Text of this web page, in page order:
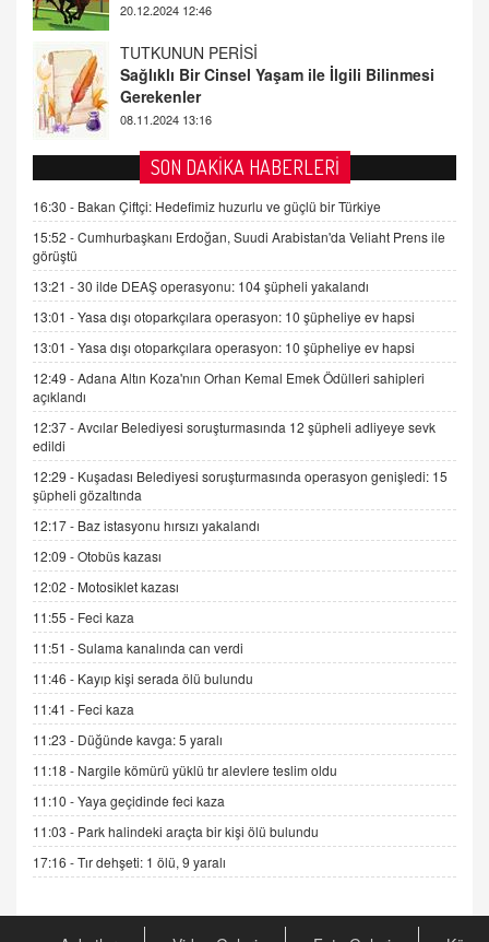
08.11.2024 13:16
FARUK ÖNALAN
Tezkere Onaylanmasaydı…
2 Kasım 2021 Salı 00:11
AV. DOĞAN CAN DOĞAN
Kişisel verilerin korunması ve dijital hukukun
gelişimi
15.09.2025 16:17
SEHER EREK
Kış Ayları Geldi, Hangi Önlemler Alınmalı?
9.12.2025 10:11
İNCİ GÜL AKÖL
06.07.2026 13:00
ADEM AKÖL
Esed Destekçilerinin Yüzüne Vurulan Şamar:
Sednaya
11.12.2024 12:30
DR. EKREM ASLAN
Gerçek Ne, Algı Ne? "Beraber Yürüyoruz"
Cümlesinin Peşinden
19.07.2025 12:45
GÖNÜL MENEKŞE
Şifacının Yolu
04.11.2025 12:56
AV. RÜMEYSA ÖZKALE
Kira Uyuşmazlıklarında Dava Açmadan Önce
Arabulucuya Başvuru Şartı
CAN UĞURATEŞ
SON DAKİKA HABERLERİ
16:30 - Bakan Çiftçi: Hedefimiz huzurlu ve güçlü bir Türkiye
15:52 -Cumhurbaşkanı Erdoğan, Suudi Arabistan'da Veliaht Prens ile
görüştü
13:21 -30 ilde DEAŞ operasyonu: 104 şüpheli yakalandı
13:01 -Yasa dışı otoparkçılara operasyon: 10 şüpheliye ev hapsi
13:01 -Yasa dışı otoparkçılara operasyon: 10 şüpheliye ev hapsi
12:49 -Adana Altın Koza'nın Orhan Kemal Emek Ödülleri sahipleri
açıklandı
12:37 -Avcılar Belediyesi soruşturmasında 12 şüpheli adliyeye sevk
edildi
12:29 - Kuşadası Belediyesi soruşturmasında operasyon genişledi: 15
şüpheli gözaltında
12:17 - Baz istasyonu hırsızı yakalandı
12:09 -Otobüs kazası
12:02 - Motosiklet kazası
11:55 - Feci kaza
11:51 -Sulama kanalında can verdi
11:46 - Kayıp kişi serada ölü bulundu
11:41 - Feci kaza
11:23 - Düğünde kavga: 5 yaralı
11:18 - Nargile kömürü yüklü tır alevlere teslim oldu
11:10 -Yaya geçidinde feci kaza
11:03 - Park halindeki araçta bir kişi ölü bulundu
17:16 -Tır dehşeti: 1 ölü, 9 yaralı